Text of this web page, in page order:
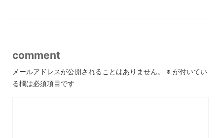
comment
メールアドレスが公開されることはありません。 ※ が付いてい
る欄は必須項目です